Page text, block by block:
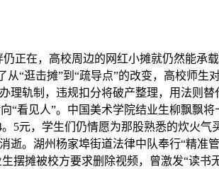
正在，高校周边的网红小摊就仍然能承
“逛击摊”到“疏导点”的改变，高校师生
理轨制，违规扣分将破产整理，用法则替
“看见人”。中国美术学院结业生柳飘飘
5元，学生们仍情愿为那股熟悉的炊火气
。湖州杨家埠街道法律中队奉行“精准
摆摊被校方要求删除视频，曾激发“读书